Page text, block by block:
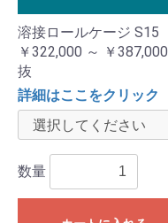
溶接ロールケージ S15
￥322,000 ～ ￥387,000
抜
詳細はここをクリック
数量